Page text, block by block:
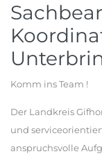
Komm ins Team !
Der Landkreis
und
anspruchsvolle